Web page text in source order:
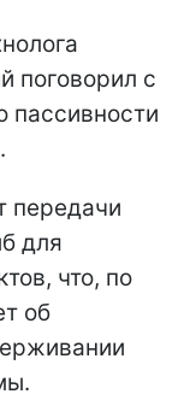
поговорил с
пассивности
передачи
для
что, по
об